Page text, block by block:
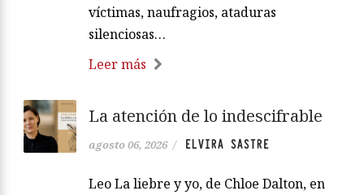
víctimas, naufragios, ataduras
silenciosas…
Leer más
La atención de lo indescifrable
agosto 06, 2026 / ELVIRA SASTRE
Leo La liebre y yo, de Chloe Dalton, en